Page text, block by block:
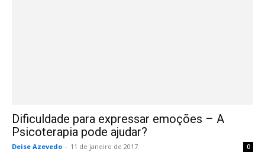
Dificuldade para expressar emoções – A
Psicoterapia pode ajudar?
Deise Azevedo - 11 de janeiro de 2017 0